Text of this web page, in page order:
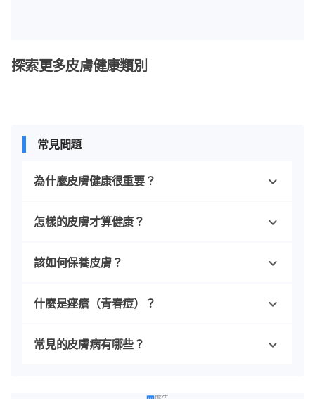
探索更多皮膚健康類別
常見問題
為什麼皮膚健康很重要？
怎樣的皮膚才算健康？
該如何保養皮膚？
什麼是痤瘡（青春痘）？
常見的皮膚病有哪些？